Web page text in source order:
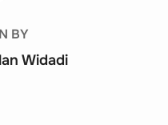
BY
Widadi